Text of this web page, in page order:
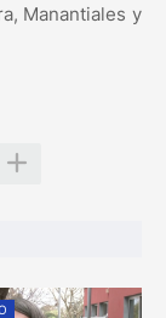
Manantiales y